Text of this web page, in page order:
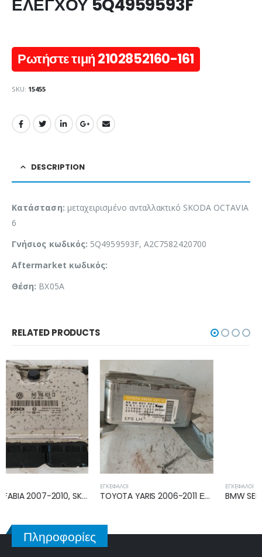
ΕΛΕΓΧΟΥ 5Q4959593F
Ρωτήστε τιμή 2102852160-161
SKU: 15455
DESCRIPTION
Κατάσταση: μεταχειρισμένο ανταλλακτικό SKODA OCTAVIA
6
Γνήσιος κωδικός: 5Q4959593F, A2C7582420700
Aftermarket κωδικός:
Θέση: BX05A
RELATED PRODUCTS
TOYOTA YARIS 2006-2011 ΕΓΚΕΦΑΛΟΣ ΤΙΜΟΝΙΟΥ 89650-0D110 BMW SERIES 3 (E36) 1990-1998 ΕΓΚΕΦΑΛΟΣ ECU 0261200520
Πληροφορίες